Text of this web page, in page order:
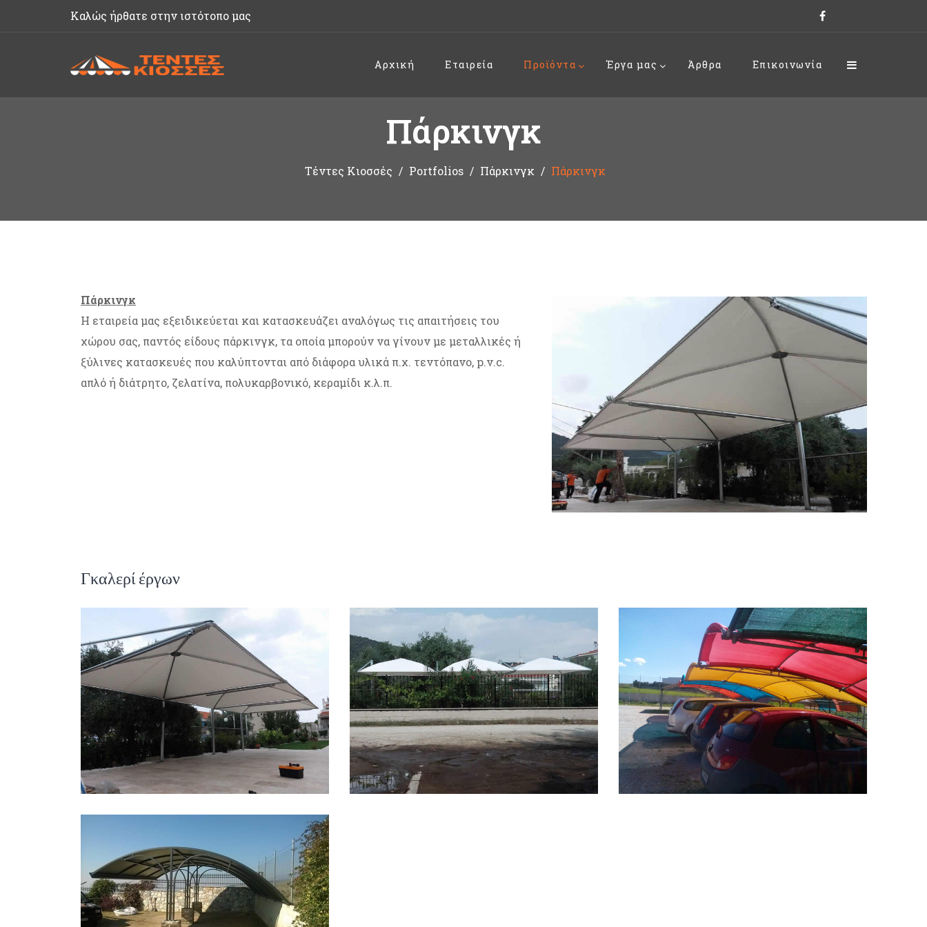
Καλώς ήρθατε στην ιστότοπο μας
Αρχική Εταιρεία Προϊόντα Έργα μας Άρθρα Επικοινωνία
Πάρκινγκ
Τέντες Κιοσσές Portfolios Πάρκινγκ Πάρκινγκ
Πάρκινγκ
Η εταιρεία μας εξειδικεύεται και κατασκευάζει αναλόγως τις απαιτήσεις του
χώρου σας, παντός είδους πάρκινγκ, τα οποία μπορούν να γίνουν με μεταλλικές ή
ξύλινες κατασκευές που καλύπτονται από διάφορα υλικά π.χ. τεντόπανο, p.v.c.
απλό ή διάτρητο, ζελατίνα, πολυκαρβονικό, κεραμίδι κ.λ.π.
Γκαλερί έργων